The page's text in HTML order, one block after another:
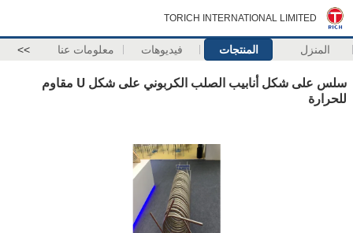
TORICH INTERNATIONAL LIMITED
المنزل المنتجات فيديوهات معلومات عنا >>
سلس على شكل أنابيب الصلب الكربوني على شكل U مقاوم
للحرارة